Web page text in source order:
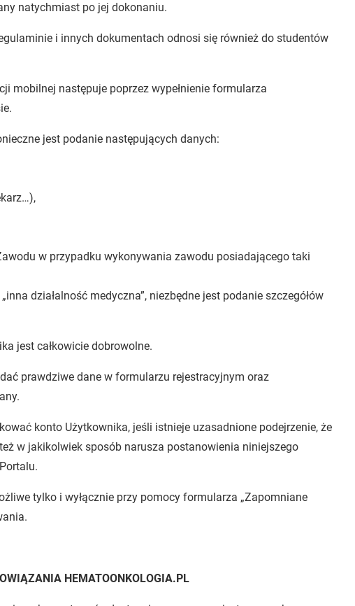
natychmiast po jej dokonaniu.
i innych dokumentach odnosi się również do studentów
mobilnej następuje poprzez wypełnienie formularza
jest podanie następujących danych:
w przypadku wykonywania zawodu posiadającego taki
działalność medyczna”, niezbędne jest podanie szczegółów
jest całkowicie dobrowolne.
prawdziwe dane w formularzu rejestracyjnym oraz
konto Użytkownika, jeśli istnieje uzasadnione podejrzenie, że
w jakikolwiek sposób narusza postanowienia niniejszego
tylko i wyłącznie przy pomocy formularza „Zapomniane
HEMATOONKOLOGIA.PL